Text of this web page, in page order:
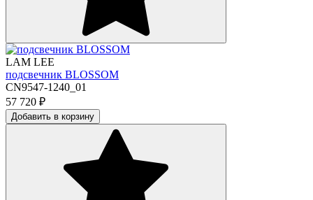
LAM LEE
подсвечник BLOSSOM
CN9547-1240_01
57 720 ₽
Добавить в корзину